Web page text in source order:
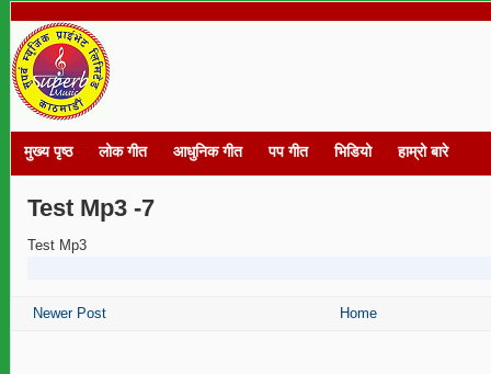
मुख्य पृष्ठ लोक गीत आधुनिक गीत पप गीत भिडियो हाम्रो बारे
Test Mp3 -7
Test Mp3
Newer Post Home